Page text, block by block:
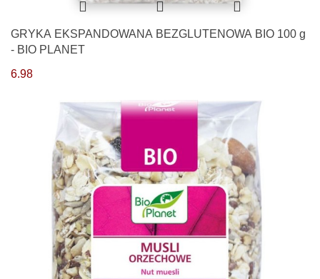
GRYKA EKSPANDOWANA BEZGLUTENOWA BIO 100 g
- BIO PLANET
6.98